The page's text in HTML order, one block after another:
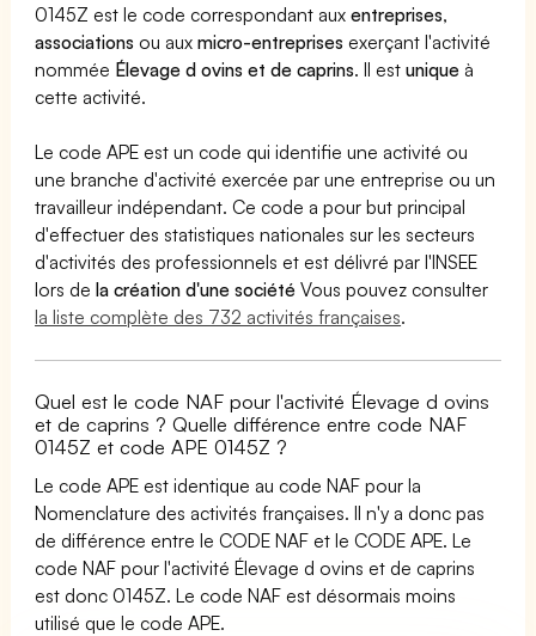
0145Z est le code correspondant auxentreprises,
associations ou auxmicro-entreprises exerçant l'activité
nommée Élevage d ovins et de caprins. Il estunique à
cette activité.
Le code APE est un code qui identifie une activité ou
une branche d'activité exercée par une entreprise ou un
travailleur indépendant. Ce code a pour but principal
d'effectuer des statistiques nationales sur les secteurs
d'activités des professionnels et est délivré par l'INSEE
lors dela création d'une société Vous pouvez consulter
la liste complète des 732 activités françaises.
Quel est le code NAF pour l'activité Élevage d ovins
et de caprins ? Quelle différence entre code NAF
0145Z et code APE 0145Z ?
Le code APE est identique au code NAF pour la
Nomenclature des activités françaises. Il n'y a donc pas
de différence entre le CODE NAF et le CODE APE. Le
code NAF pour l'activité Élevage d ovins et de caprins
est donc 0145Z. Le code NAF est désormais moins
utilisé que le code APE.